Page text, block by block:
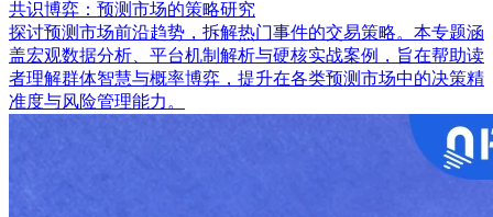
共识博弈：预测市场的策略研究
探讨预测市场前沿趋势，拆解热门事件的交易策略。本专题涵
盖宏观数据分析、平台机制解析与硬核实战案例，旨在帮助读
者理解群体智慧与概率博弈，提升在各类预测市场中的决策精
准度与风险管理能力。